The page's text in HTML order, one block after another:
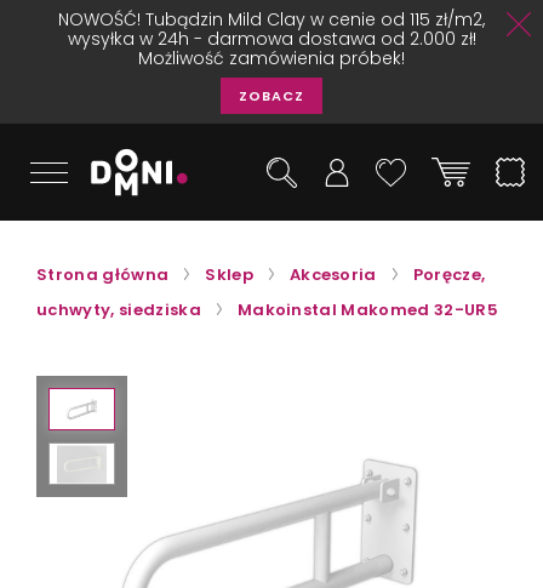
NOWOŚĆ! Tubądzin Mild Clay w cenie od 115 zł/m2,
wysyłka w 24h - darmowa dostawa od 2.000 zł!
Możliwość zamówienia próbek!
ZOBACZ
Strona główna Sklep Akcesoria
Poręcze,
uchwyty, siedziska
Makoinstal Makomed 32-UR5